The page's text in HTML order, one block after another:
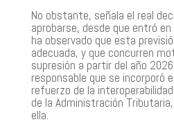
No obstante, señala el real
aprobarse, desde que entró
ha observado que esta
adecuada, y que concurren
supresión a partir del año
responsable que se incorporó
refuerzo de la
de la Administración
ella.